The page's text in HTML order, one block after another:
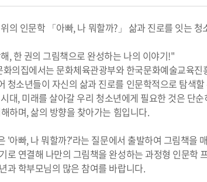
의 인문학 「아빠, 나 뭐할까?」 삶과 진로를 잇는
, 한 권의 그림책으로 완성하는 나의 이야기!"
화의집에서는 문화체육관광부와 한국문화예술교육
청소년들이 자신의 삶과 진로를 인문학적으로 탐색
대, 미래를 살아갈 우리 청소년에게 필요한 것은 단
하며, 삶의 방향을 찾아가는 힘입니다.
'아빠, 나 뭐할까?'라는 질문에서 출발하여 그림책을
로 연결해 나만의 그림책을 완성하는 과정형 인문학
과 학부모님의 많은 참여를 바랍니다.